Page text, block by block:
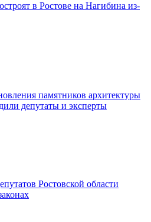
в Ростове на Нагибина из-
памятников архитектуры
депутаты и эксперты
Ростовской области